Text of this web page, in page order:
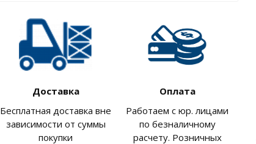
Доставка
Бесплатная доставка вне
зависимости от суммы
покупки
Оплата
Работаем с юр. лицами
по безналичному
расчету. Розничных